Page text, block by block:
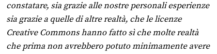
constatare, sia grazie alle nostre personali esperienze
sia grazie a quelle di altre realtà, che le licenze
Creative Commons hanno fatto sì che molte realtà
che prima non avrebbero potuto minimamente avere